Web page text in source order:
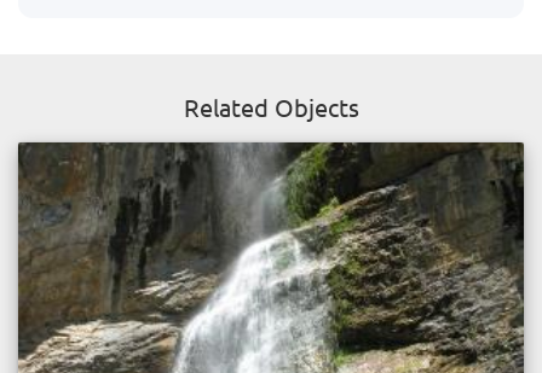
Related Objects